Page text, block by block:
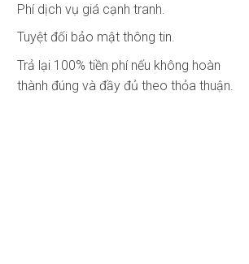
Phí dịch vụ giá cạnh tranh.
Tuyệt đối bảo mật thông tin.
Trả lại 100% tiền phí nếu không hoàn
thành đúng và đầy đủ theo thỏa thuận.